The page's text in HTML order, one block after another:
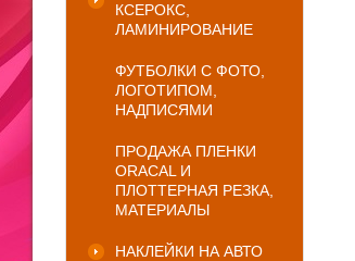
КСЕРОКС,
ЛАМИНИРОВАНИЕ
ФУТБОЛКИ С ФОТО,
ЛОГОТИПОМ,
НАДПИСЯМИ
ПРОДАЖА ПЛЕНКИ
ORACAL И
ПЛОТТЕРНАЯ РЕЗКА,
МАТЕРИАЛЫ
НАКЛЕЙКИ НА АВТО